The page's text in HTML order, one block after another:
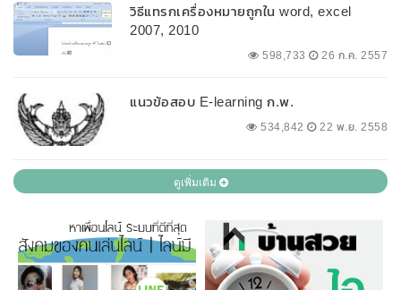
วิธีแทรกเครื่องหมายถูกใน word, excel
2007, 2010
598,733 26 ก.ค. 2557
แนวข้อสอบ E-learning ก.พ.
534,842 22 พ.ย. 2558
ดูเพิ่มเติม